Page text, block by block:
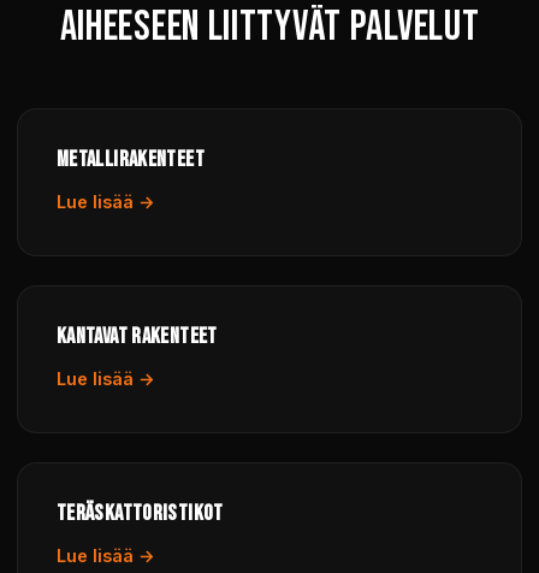
AIHEESEEN LIITTYVÄT PALVELUT
METALLIRAKENTEET
Lue lisää →
KANTAVAT RAKENTEET
Lue lisää →
TERÄSKATTORISTIKOT
Lue lisää →